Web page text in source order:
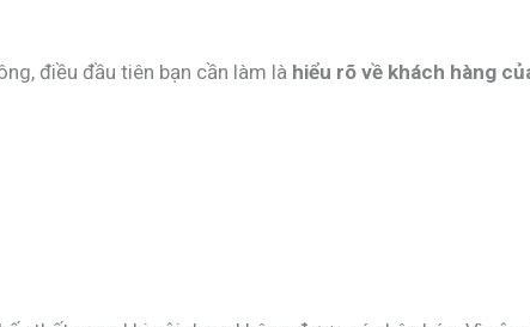
điều đầu tiên bạn cần làm là hiểu rõ về khách hàng